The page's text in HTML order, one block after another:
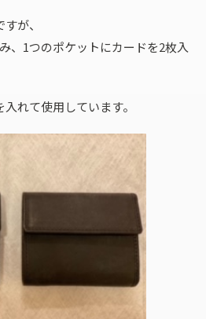
が、
、1つのポケットにカードを2枚入
れて使用しています。